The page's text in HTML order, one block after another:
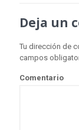
Deja un
Tu dirección de
campos
Comentario